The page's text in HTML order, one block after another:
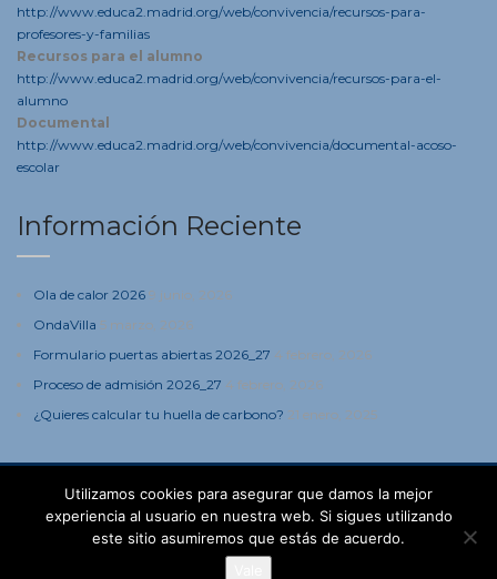
http://www.educa2.madrid.org/web/convivencia/recursos-para-
profesores-y-familias
Recursos para el alumno
http://www.educa2.madrid.org/web/convivencia/recursos-para-el-
alumno
Documental
http://www.educa2.madrid.org/web/convivencia/documental-acoso-
escolar
Información Reciente
Ola de calor 2026 9 junio, 2026
OndaVilla 5 marzo, 2026
Formulario puertas abiertas 2026_27 4 febrero, 2026
Proceso de admisión 2026_27 4 febrero, 2026
¿Quieres calcular tu huella de carbono? 21 enero, 2025
Utilizamos cookies para asegurar que damos la mejor
experiencia al usuario en nuestra web. Si sigues utilizando
este sitio asumiremos que estás de acuerdo.